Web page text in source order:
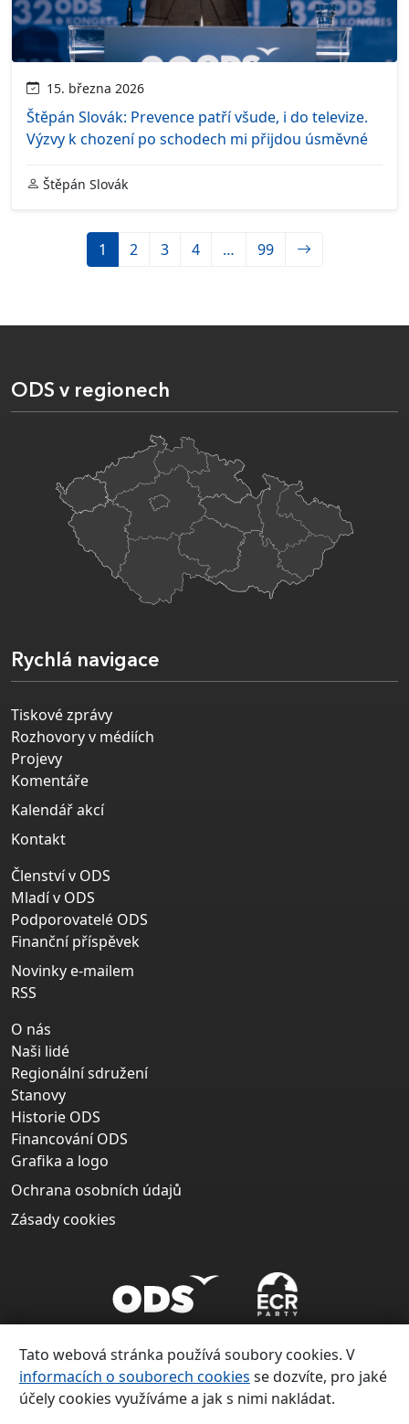
15. března 2026
Štěpán Slovák: Prevence patří všude, i do televize.
Výzvy k chození po schodech mi přijdou úsměvné
Štěpán Slovák
1 2 3 4 … 99
ODS v regionech
Rychlá navigace
Tiskové zprávy
Rozhovory v médiích
Projevy
Komentáře
Kalendář akcí
Kontakt
Členství v ODS
Mladí v ODS
Podporovatelé ODS
Finanční příspěvek
Novinky e-mailem
RSS
O nás
Naši lidé
Regionální sdružení
Stanovy
Historie ODS
Financování ODS
Grafika a logo
Ochrana osobních údajů
Zásady cookies
Copyright ©
Tato webová stránka používá soubory cookies. V
informacích o souborech cookies se dozvíte, pro jaké
účely cookies využíváme a jak s nimi nakládat.